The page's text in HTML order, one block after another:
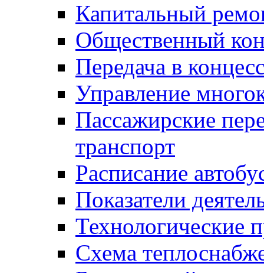
Капитальный
Общественный
Передача в
Управление
Пассажирские
транспорт
Расписание
Показатели
Технологические
Схема